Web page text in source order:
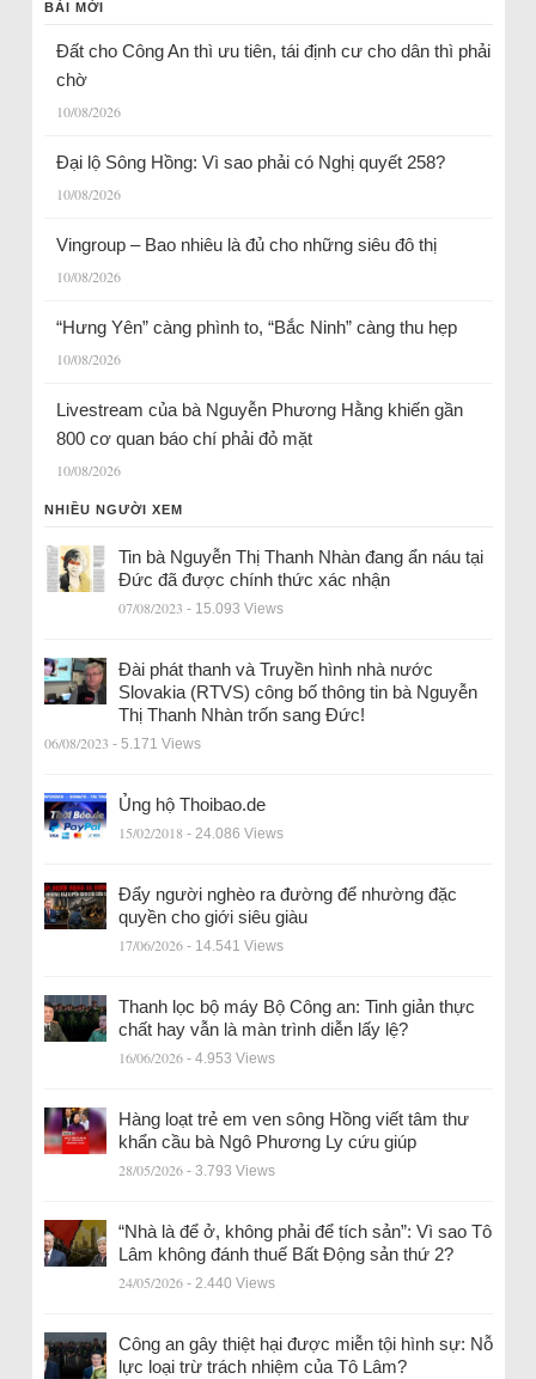
BÀI MỚI
Đất cho Công An thì ưu tiên, tái định cư cho dân thì phải
chờ
10/08/2026
Đại lộ Sông Hồng: Vì sao phải có Nghị quyết 258?
10/08/2026
Vingroup – Bao nhiêu là đủ cho những siêu đô thị
10/08/2026
“Hưng Yên” càng phình to, “Bắc Ninh” càng thu hẹp
10/08/2026
Livestream của bà Nguyễn Phương Hằng khiến gần
800 cơ quan báo chí phải đỏ mặt
10/08/2026
NHIỀU NGƯỜI XEM
Tin bà Nguyễn Thị Thanh Nhàn đang ẩn náu tại
Đức đã được chính thức xác nhận
07/08/2023 - 15.093 Views
Đài phát thanh và Truyền hình nhà nước
Slovakia (RTVS) công bố thông tin bà Nguyễn
Thị Thanh Nhàn trốn sang Đức!
06/08/2023 - 5.171 Views
Ủng hộ Thoibao.de
15/02/2018 - 24.086 Views
Đẩy người nghèo ra đường để nhường đặc
quyền cho giới siêu giàu
17/06/2026 - 14.541 Views
Thanh lọc bộ máy Bộ Công an: Tinh giản thực
chất hay vẫn là màn trình diễn lấy lệ?
16/06/2026 - 4.953 Views
Hàng loạt trẻ em ven sông Hồng viết tâm thư
khẩn cầu bà Ngô Phương Ly cứu giúp
28/05/2026 - 3.793 Views
“Nhà là để ở, không phải để tích sản”: Vì sao Tô
Lâm không đánh thuế Bất Động sản thứ 2?
24/05/2026 - 2.440 Views
Công an gây thiệt hại được miễn tội hình sự: Nỗ
lực loại trừ trách nhiệm của Tô Lâm?